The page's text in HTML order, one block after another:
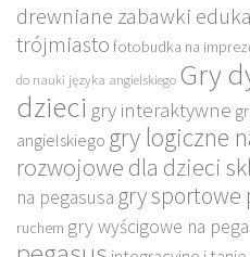
drewniane zabawki
trójmiasto fotobudka na
do nauki języka angielskiego Gry
dzieci gry interaktywne
angielskiego gry logiczne
rozwojowe dla dzieci
na pegasusa gry sportowe
ruchem gry wyścigowe na